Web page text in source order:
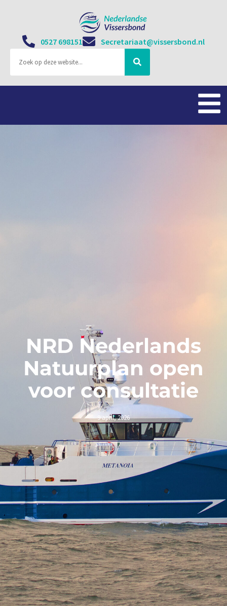
0527 698151 Secretariaat@vissersbond.nl
NRD Nederlands
Natuurplan open
voor consultatie
9 april, 2026